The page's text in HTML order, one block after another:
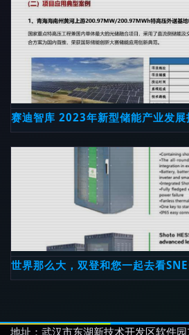
赛迪智库 2023年新型储能产业发
世界那么大，双登和您一起去看
地址：武汉市东湖新技术开发区软件